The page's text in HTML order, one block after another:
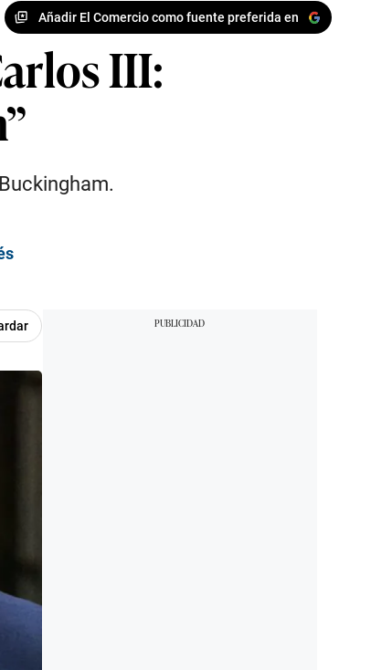
Añadir El Comercio como fuente preferida en
III: